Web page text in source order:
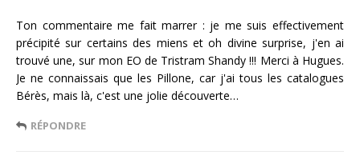
Ton commentaire me fait marrer : je me suis effectivement
précipité sur certains des miens et oh divine surprise, j'en ai
trouvé une, sur mon EO de Tristram Shandy !!! Merci à Hugues.
Je ne connaissais que les Pillone, car j'ai tous les catalogues
Bérès, mais là, c'est une jolie découverte…
RÉPONDRE